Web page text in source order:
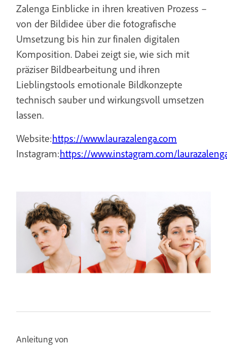
Zalenga Einblicke in ihren kreativen Prozess –
von der Bildidee über die fotografische
Umsetzung bis hin zur finalen digitalen
Komposition. Dabei zeigt sie, wie sich mit
präziser Bildbearbeitung und ihren
Lieblingstools emotionale Bildkonzepte
technisch sauber und wirkungsvoll umsetzen
lassen.
Website:https://www.laurazalenga.com
Instagram:https://www.instagram.com/
Anleitung von